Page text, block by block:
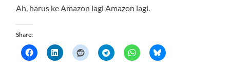
Ah, harus ke Amazon lagi Amazon lagi.
Share: